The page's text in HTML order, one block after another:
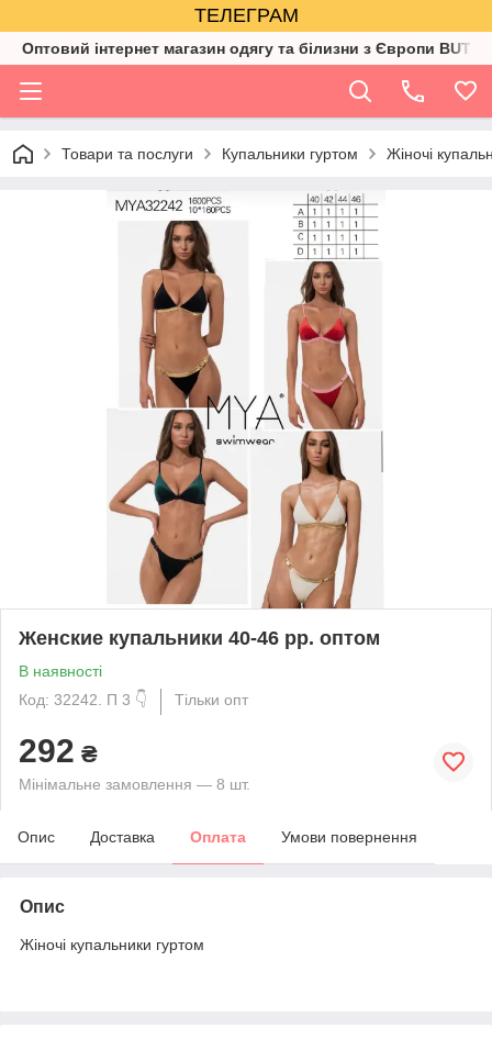
ТЕЛЕГРАМ
Оптовий інтернет магазин одягу та білизни з Європи BUTIK
Товари та послуги Купальники гуртом Жіночі
Женские купальники 40-46 рр. оптом
В наявності
Код: 32242. П 3 👇
Тільки опт
292 ₴
Мінімальне замовлення — 8 шт.
Опис Доставка Оплата Умови повернення
Опис
Жіночі купальники гуртом